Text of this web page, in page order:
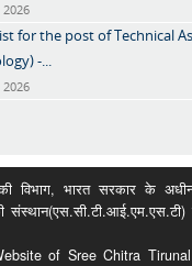
2026
for the post of Technical
-...
2026
विभाग, भारत सरकार के
of Sree Chitra